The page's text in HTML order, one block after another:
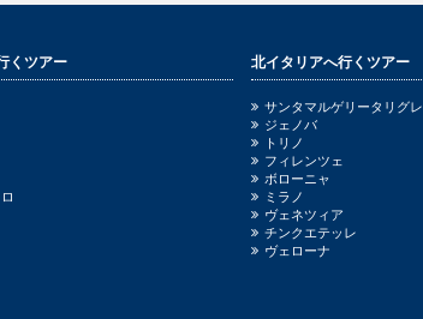
くツアー 北イタリアへ行くツアー
サンタマルゲリータリグレ
ジェノバ
トリノ
フィレンツェ
ボローニャ
ミラノ
ヴェネツィア
チンクエテッレ
ヴェローナ